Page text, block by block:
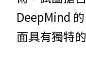
DeepMind
面具有獨特